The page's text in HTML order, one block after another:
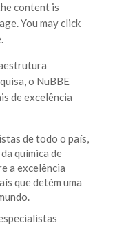
content is
You may click
o NuBBE
de excelência
de todo o país,
química de
a excelência
que detém uma